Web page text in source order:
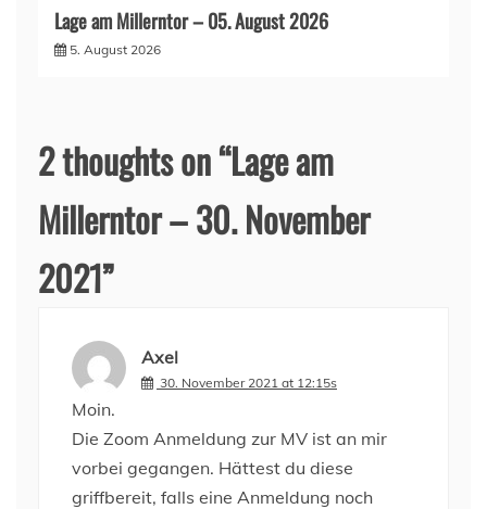
Lage am Millerntor – 05. August 2026
5. August 2026
2 thoughts on “Lage am
Millerntor – 30. November
2021”
Axel
30. November 2021 at 12:15s
Moin.
Die Zoom Anmeldung zur MV ist an mir
vorbei gegangen. Hättest du diese
griffbereit, falls eine Anmeldung noch